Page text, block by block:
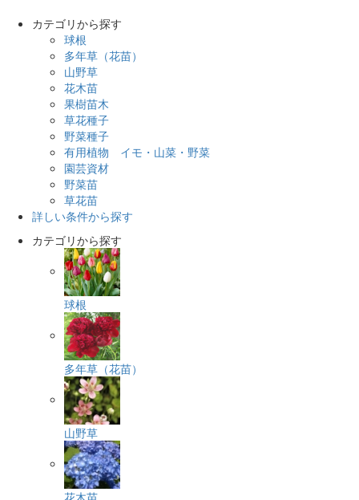
カテゴリから探す
球根
多年草（花苗）
山野草
花木苗
果樹苗木
草花種子
野菜種子
有用植物 イモ・山菜・野菜
園芸資材
野菜苗
草花苗
詳しい条件から探す
カテゴリから探す
球根
多年草（花苗）
山野草
花木苗